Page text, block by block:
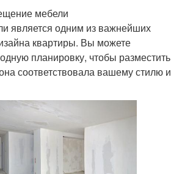
мебели
является одним из важнейших
квартиры. Вы можете
планировку, чтобы разместить
соответствовала вашему стилю и